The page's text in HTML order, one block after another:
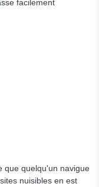
facilement
que quelqu'un navigue
nuisibles en est